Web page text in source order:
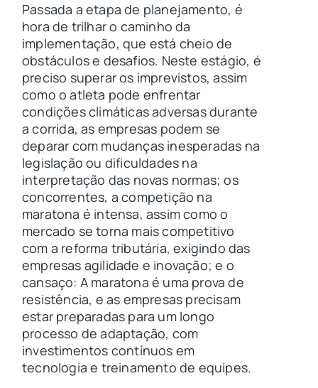
Passada a etapa de planejamento, é
hora de trilhar o caminho da
implementação, que está cheio de
obstáculos e desafios. Neste estágio, é
preciso superar os imprevistos, assim
como o atleta pode enfrentar
condições climáticas adversas durante
a corrida, as empresas podem se
deparar com mudanças inesperadas na
legislação ou dificuldades na
interpretação das novas normas; os
concorrentes, a competição na
maratona é intensa, assim como o
mercado se torna mais competitivo
com a reforma tributária, exigindo das
empresas agilidade e inovação; e o
cansaço: A maratona é uma prova de
resistência, e as empresas precisam
estar preparadas para um longo
processo de adaptação, com
investimentos contínuos em
tecnologia e treinamento de equipes.